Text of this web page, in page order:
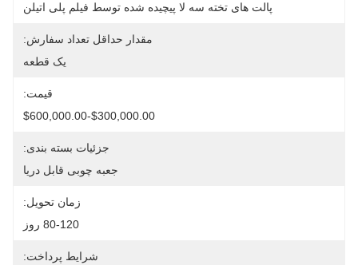
پالت های تخته سه لا پیچیده شده توسط فیلم پلی اتیلن
مقدار حداقل تعداد سفارش:
یک قطعه
قیمت:
$300,000.00-$600,000.00
جزئیات بسته بندی:
جعبه چوبی قابل دریا
زمان تحویل:
80-120 روز
شرایط پرداخت: